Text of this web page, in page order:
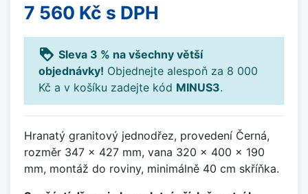
7 560 Kč s DPH
loyalty Sleva 3 % na všechny větší
objednávky! Objednejte alespoň za 8 000
Kč a v košíku zadejte kód MINUS3.
Hranatý granitový jednodřez, provedení Černá,
rozměr 347 x 427 mm, vana 320 x 400 x 190
mm, montáž do roviny, minimálně 40 cm skříňka.